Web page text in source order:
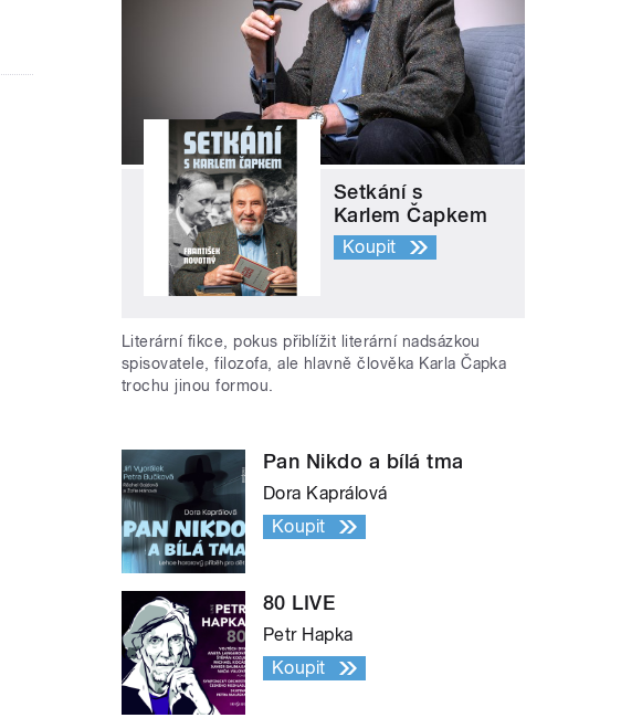
Setkání s
Karlem Čapkem
Koupit
Literární fikce, pokus přiblížit literární nadsázkou
spisovatele, filozofa, ale hlavně člověka Karla Čapka
trochu jinou formou.
Pan Nikdo a bílá tma
Dora Kaprálová
Koupit
80 LIVE
Petr Hapka
Koupit